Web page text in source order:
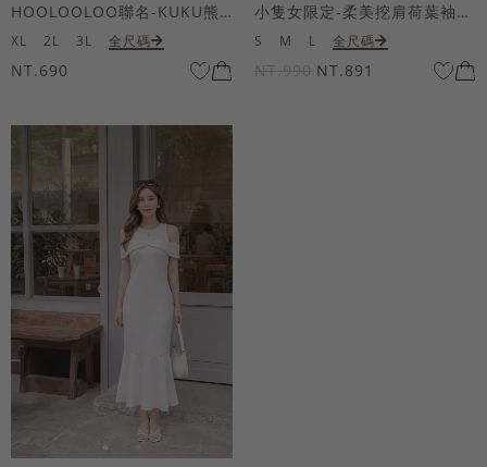
HOOLOOLOO聯名-KUKU熊蝴蝶結短袖上衣
XL 2L 3L 全尺碼
NT.690
小隻女限定-柔美挖肩荷葉袖魚尾長洋裝
S M L 全尺碼
NT.990 NT.891